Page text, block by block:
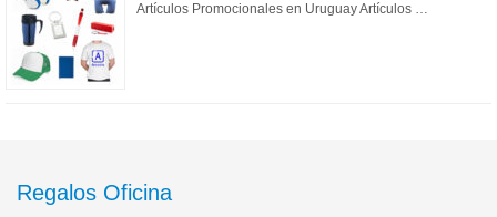
Artículos Promocionales en Uruguay Artículos …
Regalos Oficina